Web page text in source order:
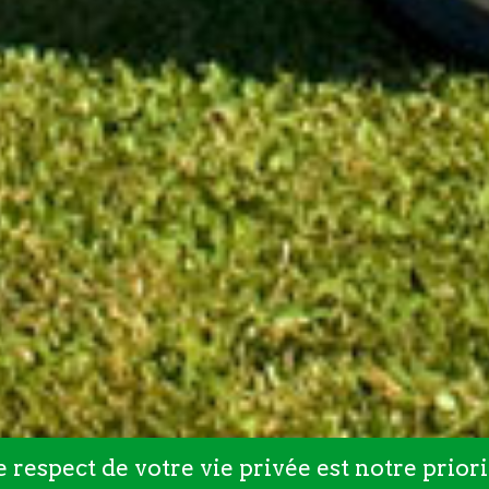
respect de votre vie privée est notre